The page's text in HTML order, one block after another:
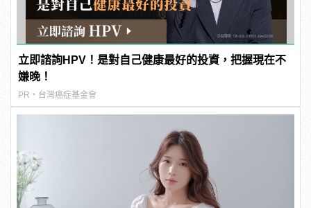
立即諮詢HPV！是對自己健康最好的投資，把握現在不
嫌晚！
PR・台灣癌症基金會